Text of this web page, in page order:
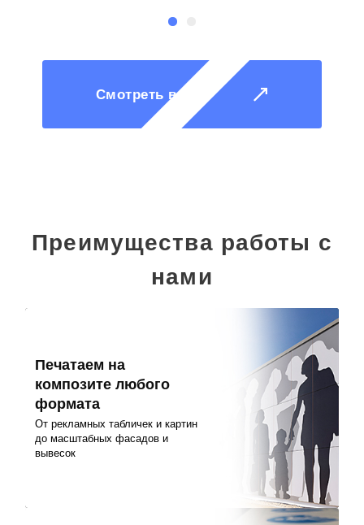
Смотреть все
Преимущества работы с
нами
Печатаем на
композите любого
формата
От рекламных табличек и картин
до масштабных фасадов и
вывесок